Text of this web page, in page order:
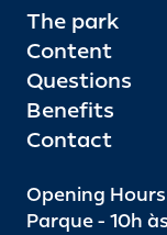
The park
Content
Questions
Benefits
Contact
Opening Hours
Parque - 10h